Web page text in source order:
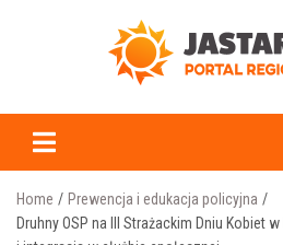
Home
Prewencja i edukacja policyjna
Druhny OSP na III Strażackim Dniu Kobiet